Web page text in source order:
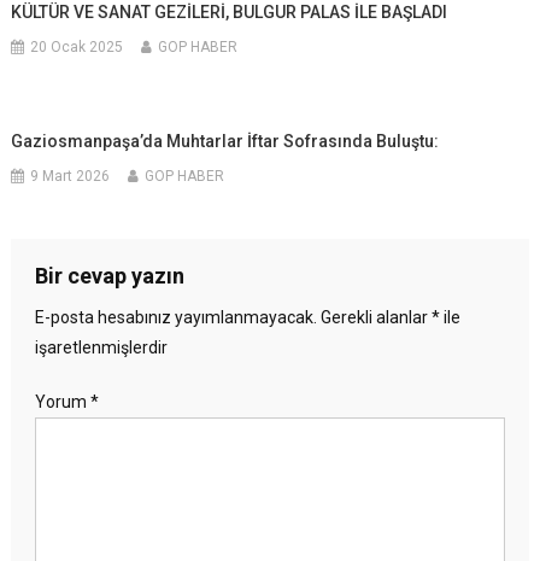
KÜLTÜR VE SANAT GEZİLERİ, BULGUR PALAS İLE BAŞLADI
20 Ocak 2025 GOP HABER
Gaziosmanpaşa’da Muhtarlar İftar Sofrasında Buluştu:
9 Mart 2026 GOP HABER
Bir cevap yazın
E-posta hesabınız yayımlanmayacak. Gerekli alanlar*ile
işaretlenmişlerdir
Yorum *